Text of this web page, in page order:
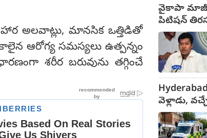
అలవాట్లు, మానసిక ఒత్తిడితో
ఆరోగ్య సమస్యలు ఉత్పన్నం
శరీర బరువును తగ్గించే
వైకాపా మాజీ
పిటిషన్‌
వెళ్లాడు,
శవాన్ని